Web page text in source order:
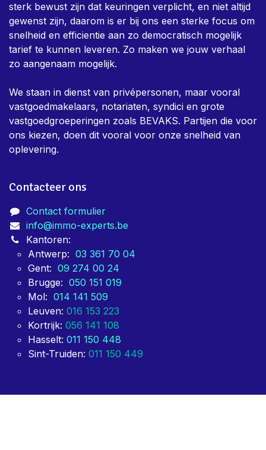
sterk bewust zijn dat keuringen verplicht, en niet altijd
gewenst zijn, daarom is er bij ons een sterke focus om
snelheid en efficientie aan zo democratisch mogelijk
tarief te kunnen leveren. Zo maken we jouw verhaal
zo aangenaam mogelijk.
We staan in dienst van privépersonen, maar vooral
vastgoedmakelaars, notariaten, syndici en grote
vastgoedgroeperingen zoals BEVAKS. Partijen die voor
ons kiezen, doen dit vooral voor onze snelheid van
oplevering.
Contacteer ons
Contact formulier
info@immo-experts.be
Kantoren:
Antwerp: 03 361 70 04
Gent: 09 274 00 24
Brugge: 050 151 019
Mol: 014 141 509
Leuven: 016 153 223
Kortrijk: 056 141 108
Hasselt: 011 150 448
Sint-Truiden: 011 150 449